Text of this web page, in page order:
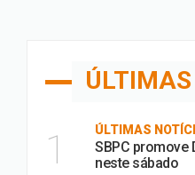
ÚLTIMAS
1 ÚLTIMAS
SBPC promove
neste sábado